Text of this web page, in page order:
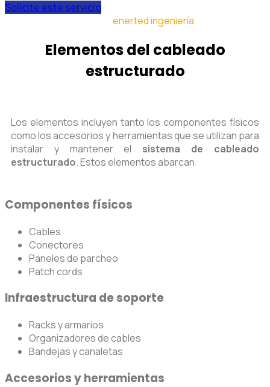
Solicite este servicio
enerted ingeniería
Elementos del cableado
estructurado
Los elementos incluyen tanto los componentes físicos
como los accesorios y herramientas que se utilizan para
instalar y mantener el sistema de cableado
estructurado. Estos elementos abarcan:
Componentes físicos
Cables
Conectores
Paneles de parcheo
Patch cords
Infraestructura de soporte
Racks y armarios
Organizadores de cables
Bandejas y canaletas
Accesorios y herramientas